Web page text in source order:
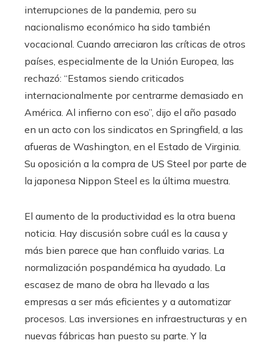
interrupciones de la pandemia, pero su
nacionalismo económico ha sido también
vocacional. Cuando arreciaron las críticas de otros
países, especialmente de la Unión Europea, las
rechazó: “Estamos siendo criticados
internacionalmente por centrarme demasiado en
América. Al infierno con eso”, dijo el año pasado
en un acto con los sindicatos en Springfield, a las
afueras de Washington, en el Estado de Virginia.
Su oposición a la compra de US Steel por parte de
la japonesa Nippon Steel es la última muestra.
El aumento de la productividad es la otra buena
noticia. Hay discusión sobre cuál es la causa y
más bien parece que han confluido varias. La
normalización pospandémica ha ayudado. La
escasez de mano de obra ha llevado a las
empresas a ser más eficientes y a automatizar
procesos. Las inversiones en infraestructuras y en
nuevas fábricas han puesto su parte. Y la